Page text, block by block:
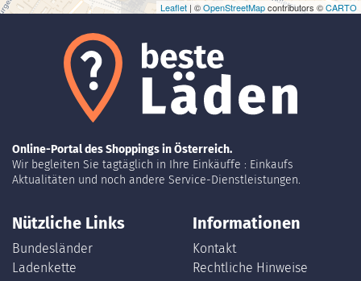
Leaflet | ©OpenStreetMapcontributors ©CARTO
Online-Portal des Shoppings in Österreich.
Wir begleiten Sie tagtäglich in Ihre Einkäuffe : Einkaufs
Aktualitäten und noch andere Service-Dienstleistungen.
Nützliche Links
Bundesländer
Ladenkette
Informationen
Kontakt
Rechtliche Hinweise